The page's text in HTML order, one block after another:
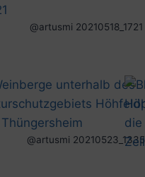
@artusmi 20210518_1721
@artusmi 20210523_1335